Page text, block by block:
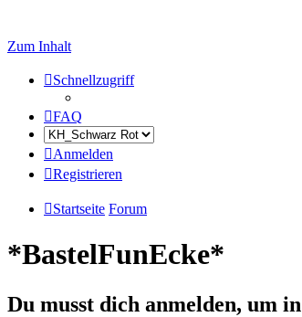
Zum Inhalt
Schnellzugriff
FAQ
Anmelden
Registrieren
Startseite Forum
*BastelFunEcke*
Du musst dich anmelden, um